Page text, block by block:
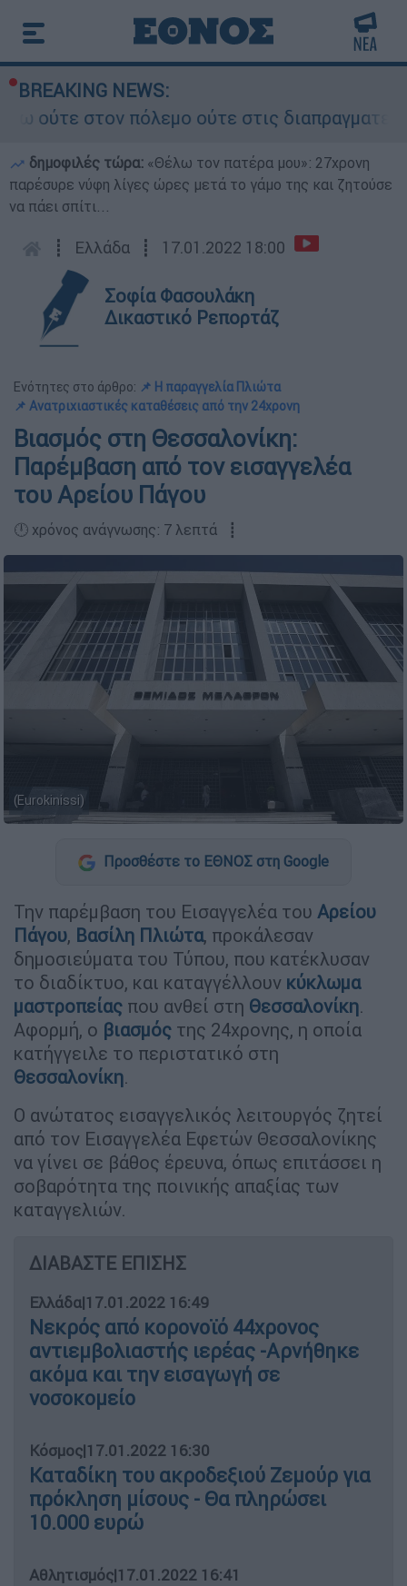
BREAKING NEWS:
πόλεμο ούτε στις διαπραγματεύσεις» - Οι
δημοφιλές τώρα: «Θέλω τον πατέρα μου»: 27χρονη
παρέσυρε νύφη λίγες ώρες μετά το γάμο της και ζητούσε
να πάει σπίτι...
┋ Ελλάδα ┋ 17.01.2022 18:00
Σοφία Φασουλάκη
Δικαστικό Ρεπορτάζ
Ενότητες στο άρθρο: 📌 Η παραγγελία Πλιώτα
📌 Ανατριχιαστικές καταθέσεις από την 24χρονη
Βιασμός στη Θεσσαλονίκη:
Παρέμβαση από τον εισαγγελέα
του Αρείου Πάγου
🕛 χρόνος ανάγνωσης: 7 λεπτά ┋
(Eurokinissi)
Προσθέστε το ΕΘΝΟΣ στη Google
Την παρέμβαση του Εισαγγελέα του Αρείου
Πάγου, Βασίλη Πλιώτα, προκάλεσαν
δημοσιεύματα του Τύπου, που κατέκλυσαν
το διαδίκτυο, και καταγγέλλουν κύκλωμα
μαστροπείας που ανθεί στη Θεσσαλονίκη.
Αφορμή, ο βιασμός της 24χρονης, η οποία
κατήγγειλε το περιστατικό στη
Θεσσαλονίκη.
Ο ανώτατος εισαγγελικός λειτουργός ζητεί
από τον Εισαγγελέα Εφετών Θεσσαλονίκης
να γίνει σε βάθος έρευνα, όπως επιτάσσει η
σοβαρότητα της ποινικής απαξίας των
καταγγελιών.
ΔΙΑΒΑΣΤΕ ΕΠΙΣΗΣ
Ελλάδα|17.01.2022 16:49
Νεκρός από κορονοϊό 44χρονος
αντιεμβολιαστής ιερέας -Αρνήθηκε
ακόμα και την εισαγωγή σε
νοσοκομείο
Κόσμος|17.01.2022 16:30
Καταδίκη του ακροδεξιού Ζεμούρ για
πρόκληση μίσους - Θα πληρώσει
10.000 ευρώ
Αθλητισμός|17.01.2022 16:41